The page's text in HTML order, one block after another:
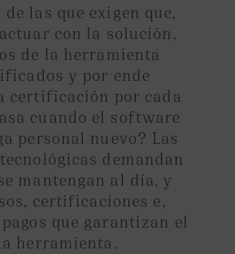
las que exigen que,
con la solución,
de la herramienta
y por ende
certificación por cada
cuando el software
personal nuevo? Las
demandan
mantengan al día, y
certificaciones e,
que garantizan el
herramienta.